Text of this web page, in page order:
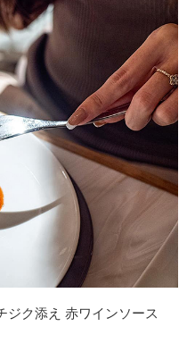
ジク添え 赤ワインソース